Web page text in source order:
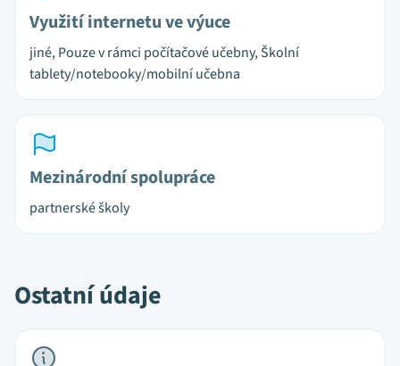
Využití internetu ve výuce
jiné, Pouze v rámci počítačové učebny, Školní
tablety/notebooky/mobilní učebna
Mezinárodní spolupráce
partnerské školy
Ostatní údaje